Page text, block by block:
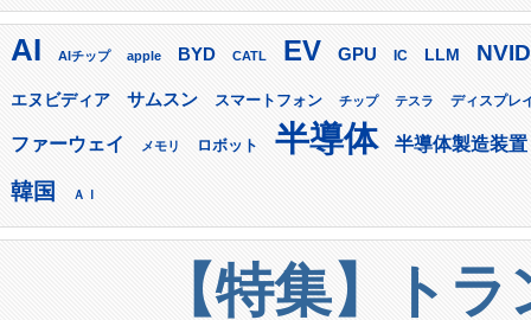
AI AIチップ apple BYD CATL EV GPU IC LLM
エヌビディア サムスン スマートフォン チップ テスラ ディスプレ
ファーウェイ メモリ ロボット 半導体 半導体製造装置
韓国 ＡＩ
【特集】ト